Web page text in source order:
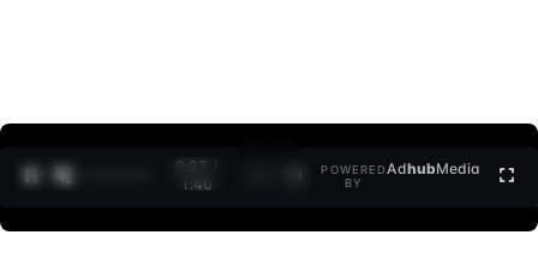
0:28 /
1:40
POWERED
BY
AdhubMedia